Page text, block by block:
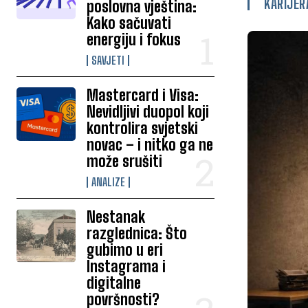
poslovna vještina:
Kako sačuvati
energiju i fokus
SAVJETI
Mastercard i Visa:
Nevidljivi duopol koji
kontrolira svjetski
novac – i nitko ga ne
može srušiti
ANALIZE
Nestanak
razglednica: Što
gubimo u eri
Instagrama i
digitalne
površnosti?